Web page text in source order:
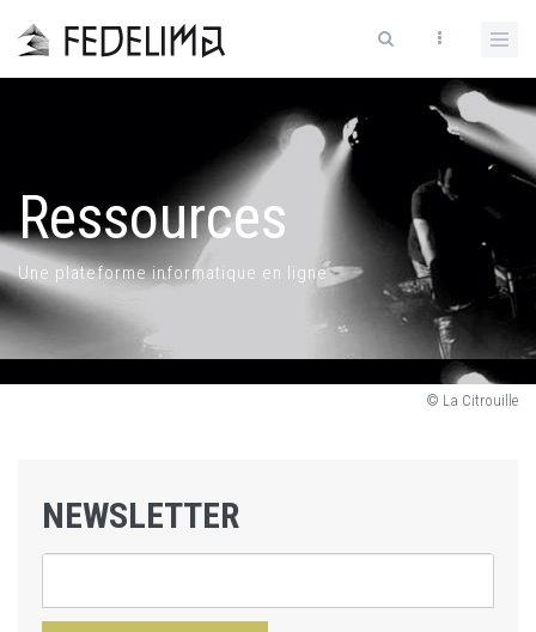
Ressources
Une plateforme informatique en ligne
© La Citrouille
NEWSLETTER